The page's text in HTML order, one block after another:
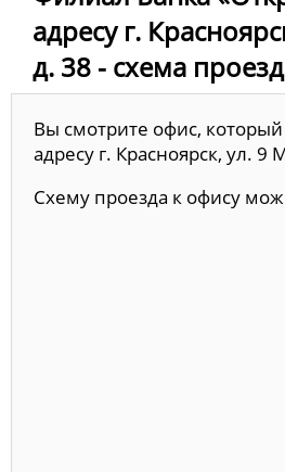
адресу г.
д. 38 - схема
Вы смотрите офис,
адресу г. Красноярск, ул. 9
Схему проезда к офису